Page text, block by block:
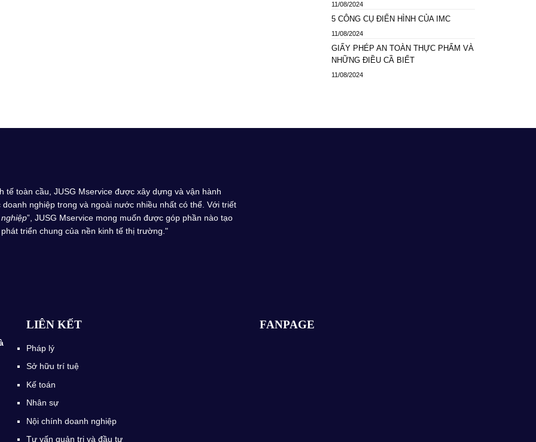
11/08/2024
5 CÔNG CỤ ĐIỂN HÌNH CỦA IMC
11/08/2024
GIẤY PHÉP AN TOÀN THỰC PHẨM VÀ
NHỮNG ĐIỀU CẦ BIẾT
11/08/2024
toàn cầu, JUSG Mservice được xây dựng và vận hành
nghiệp trong và ngoài nước nhiều nhất có thể. Với triết
”, JUSG Mservice mong muốn được góp phần nào tạo
triển chung của nền kinh tế thị trường."
LIÊN KẾT
Pháp lý
Sở hữu trí tuệ
Kế toán
Nhân sự
Nội chính doanh nghiệp
Tư vấn quản trị và đầu tư
FANPAGE